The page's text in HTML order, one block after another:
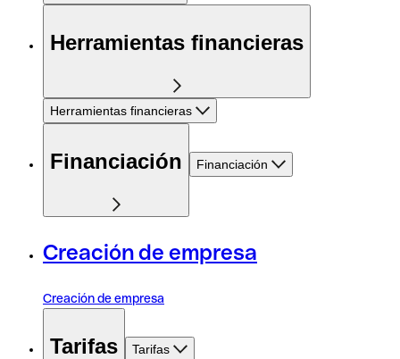
Herramientas financieras
Herramientas financieras
Financiación Financiación
Creación de empresa
Creación de empresa
Tarifas Tarifas